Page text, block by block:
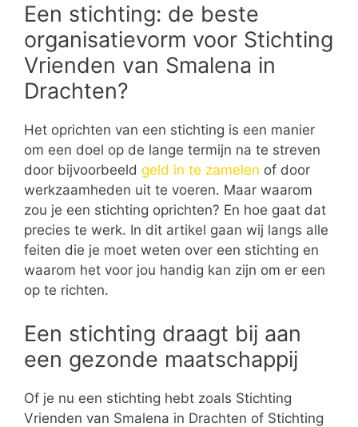
Een stichting: de beste
organisatievorm voor Stichting
Vrienden van Smalena in
Drachten?
Het oprichten van een stichting is een manier
om een doel op de lange termijn na te streven
door bijvoorbeeld geld in te zamelen of door
werkzaamheden uit te voeren. Maar waarom
zou je een stichting oprichten? En hoe gaat dat
precies te werk. In dit artikel gaan wij langs alle
feiten die je moet weten over een stichting en
waarom het voor jou handig kan zijn om er een
op te richten.
Een stichting draagt bij aan
een gezonde maatschappij
Of je nu een stichting hebt zoals Stichting
Vrienden van Smalena in Drachten of Stichting